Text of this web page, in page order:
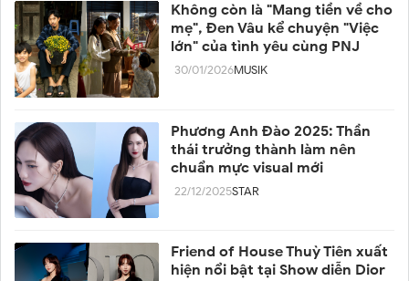
Không còn là "Mang tiền về cho
mẹ", Đen Vâu kể chuyện "Việc
lớn" của tình yêu cùng PNJ
30/01/2026MUSIK
Phương Anh Đào 2025: Thần
thái trưởng thành làm nên
chuẩn mực visual mới
22/12/2025STAR
Friend of House Thuỳ Tiên xuất
hiện nổi bật tại Show diễn Dior